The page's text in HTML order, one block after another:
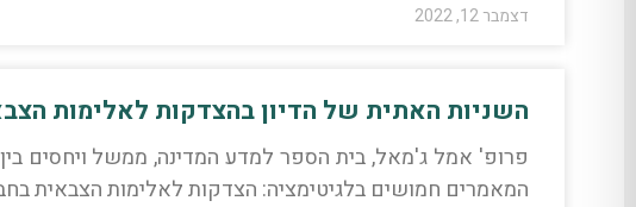
דצמבר 12, 2022
השניות האתית של הדיון בהצדקות לאלימות
המאמרים חמושים בלגיטימציה: הצדקות לאלימות הצבאית